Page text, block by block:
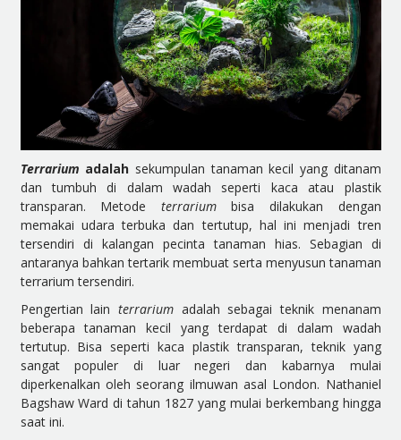
Terrarium adalah sekumpulan tanaman kecil yang ditanam
dan tumbuh di dalam wadah seperti kaca atau plastik
transparan. Metode terrariumbisa dilakukan dengan
memakai udara terbuka dan tertutup, hal ini menjadi tren
tersendiri di kalangan pecinta tanaman hias. Sebagian di
antaranya bahkan tertarik membuat serta menyusun tanaman
terrarium tersendiri.
Pengertian lain terrarium adalah sebagai teknik menanam
beberapa tanaman kecil yang terdapat di dalam wadah
tertutup. Bisa seperti kaca plastik transparan, teknik yang
sangat populer di luar negeri dan kabarnya mulai
diperkenalkan oleh seorang ilmuwan asal London. Nathaniel
Bagshaw Ward di tahun 1827 yang mulai berkembang hingga
saat ini.